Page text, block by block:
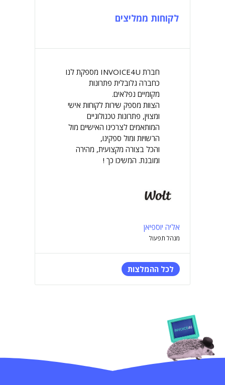
לקוחות ממליצים
חברת INVOICE4U מספקת לנו
כחברה גלובלית פתרונות
מקומיים נפלאים.
הצוות מספק שירות לקוחות אישי
ומצוין, פתרונות טכנולוגיים
המותאמים לצרכינו האישיים מול
הרשויות ומול ספקינו,
והכל בצורה מקצועית, מהירה
ומובנת. המשיכו כך !
אליה יוספיאן
מנהל תפעול
לכל ההמלצות